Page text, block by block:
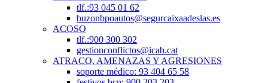
tlf.:93 045 01 62
buzonbpoautos@segurcaixaadeslas.es
ACOSO
tlf.:900 300 302
gestionconflictos@icab.cat
ATRACO, AMENAZAS Y AGRESIONES
soporte médico: 93 404 65 58